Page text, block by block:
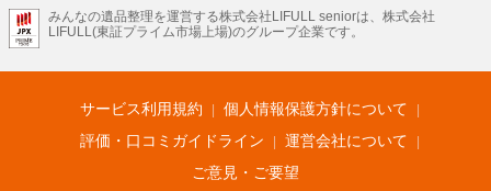
LIFULL HOME'Sのサービス
不動産・住宅
不動産査定 マンション専門売却査定 不動産投資 アドバイザー
不動産アーカイブ
空き家バンク 家賃相場 不動産会社
まちむすび
不動産用語集 住まいのお役立ち情報
LIFULL HOME'S PRESS
アプリ 不動産データ 不動産転職
みんなの遺品整理を運営する株式会社LIFULL seniorは、株式会社
LIFULL(東証プライム市場上場)のグループ企業です。
サービス利用規約
個人情報保護方針について
評価・口コミガイドライン
運営会社について
ご意見・ご要望